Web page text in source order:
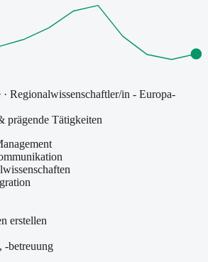
· Regionalwissenschaftler/in - Europa-
prägende Tätigkeiten
erstellen
-betreuung